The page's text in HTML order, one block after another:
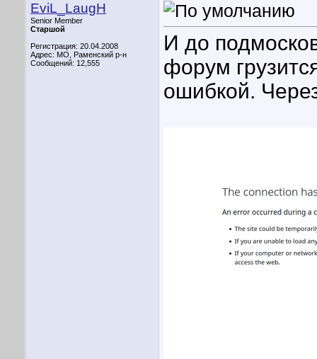
EviL_LaugH
Senior Member
Старшой
Регистрация: 20.04.2008
Адрес: МО, Раменский р-н
Сообщений: 12,555
И до
форум
ошибкой.